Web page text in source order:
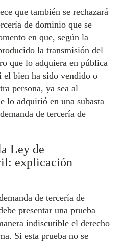
que también se rechazará
de dominio que se
en que, según la
la transmisión del
que lo adquiera en pública
el bien ha sido vendido o
persona, ya sea al
lo adquirió en una subasta
de tercería de
Ley de
explicación
de tercería de
presentar una prueba
indiscutible el derecho
Si esta prueba no se